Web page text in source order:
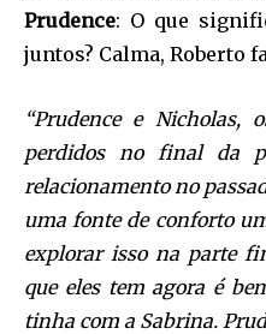
Prudence: O que
juntos? Calma, Roberto
“Prudence e Nicholas,
perdidos no final da
relacionamento no
uma fonte de conforto
explorar isso na parte
que eles tem agora é
tinha com a Sabrina.